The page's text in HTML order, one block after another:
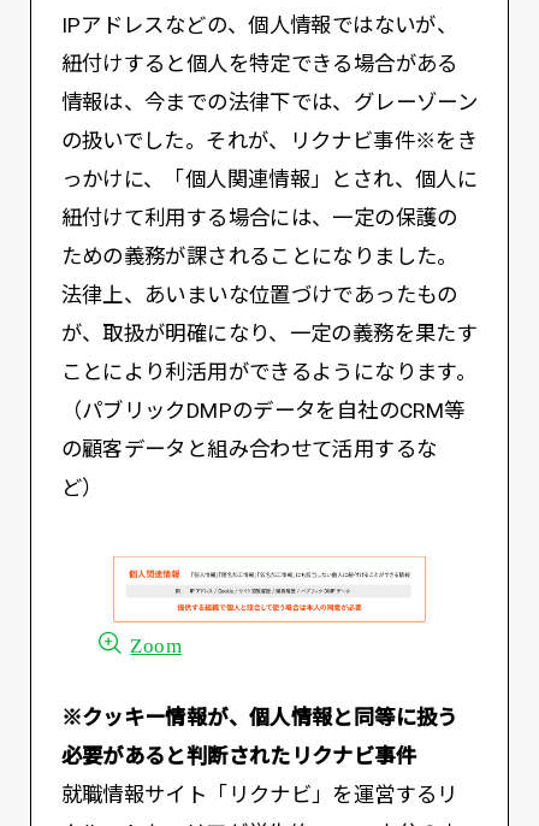
IPアドレスなどの、個人情報ではないが、
紐付けすると個人を特定できる場合がある
情報は、今までの法律下では、グレーゾーン
の扱いでした。それが、リクナビ事件※をき
っかけに、「個人関連情報」とされ、個人に
紐付けて利用する場合には、一定の保護の
ための義務が課されることになりました。
法律上、あいまいな位置づけであったもの
が、取扱が明確になり、一定の義務を果たす
ことにより利活用ができるようになります。
（パブリックDMPのデータを自社のCRM等
の顧客データと組み合わせて活用するな
ど）
Zoom
※クッキー情報が、個人情報と同等に扱う
必要があると判断されたリクナビ事件
就職情報サイト「リクナビ」を運営するリ